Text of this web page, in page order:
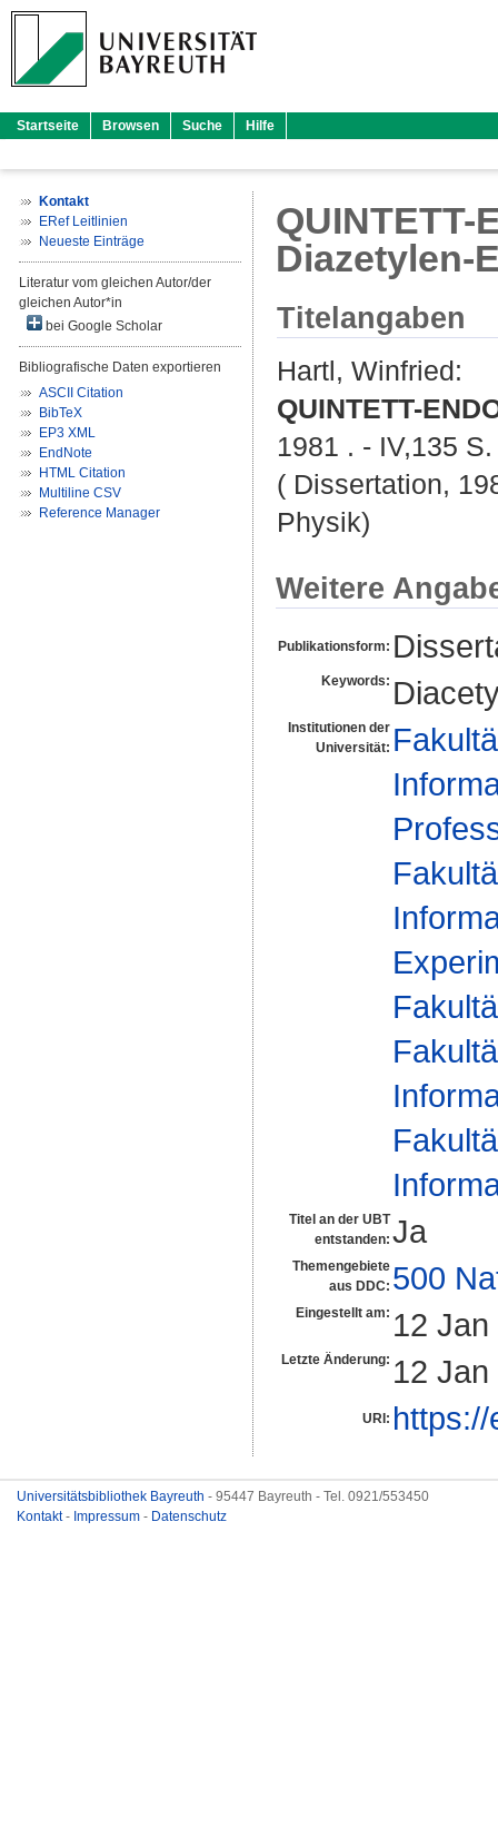
Startseite Browsen Suche Hilfe
Kontakt
ERef Leitlinien
Neueste Einträge
Literatur vom gleichen Autor/der
gleichen Autor*in
bei Google Scholar
Bibliografische Daten exportieren
ASCII Citation
BibTeX
EP3 XML
EndNote
HTML Citation
Multiline CSV
Reference Manager
Diazetylen-
Titelangaben
Hartl, Winfried:
QUINTETT-
1981 . - IV,135 S.
( Dissertation,
Physik)
Weitere
Publikationsform:
Keywords:
Institutionen der
Universität:
Titel an der UBT
entstanden: Ja
Themengebiete
aus DDC: 500
Eingestellt am: 12
Letzte Änderung: 12
URI:
Universitätsbibliothek Bayreuth - 95447 Bayreuth - Tel. 0921/553450
Kontakt- Impressum - Datenschutz